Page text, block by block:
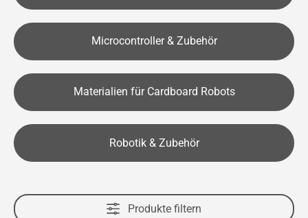
Microcontroller & Zubehör
Materialien für Cardboard Robots
Robotik & Zubehör
Produkte filtern